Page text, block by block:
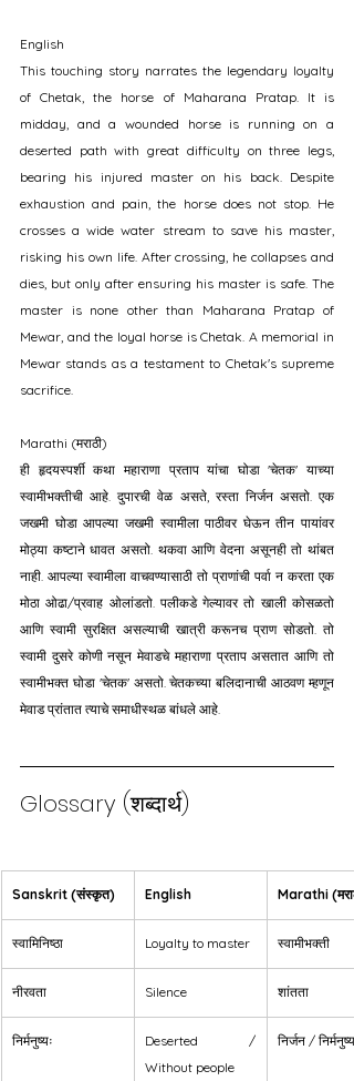
English
This touching story narrates the legendary loyalty
of Chetak, the horse of Maharana Pratap. It is
midday, and a wounded horse is running on a
deserted path with great difficulty on three legs,
bearing his injured master on his back. Despite
exhaustion and pain, the horse does not stop. He
crosses a wide water stream to save his master,
risking his own life. After crossing, he collapses and
dies, but only after ensuring his master is safe. The
master is none other than Maharana Pratap of
Mewar, and the loyal horse is Chetak. A memorial in
Mewar stands as a testament to Chetak's supreme
sacrifice.
Marathi (मराठी)
ही हृदयस्पर्शी कथा महाराणा प्रताप यांचा घोडा 'चेतक' याच्या
स्वामीभक्तीची आहे. दुपारची वेळ असते, रस्ता निर्जन असतो. एक
जखमी घोडा आपल्या जखमी स्वामीला पाठीवर घेऊन तीन पायांवर
मोठ्या कष्टाने धावत असतो. थकवा आणि वेदना असूनही तो थांबत
नाही. आपल्या स्वामीला वाचवण्यासाठी तो प्राणांची पर्वा न करता एक
मोठा ओढा/प्रवाह ओलांडतो. पलीकडे गेल्यावर तो खाली कोसळतो
आणि स्वामी सुरक्षित असल्याची खात्री करूनच प्राण सोडतो. तो
स्वामी दुसरे कोणी नसून मेवाडचे महाराणा प्रताप असतात आणि तो
स्वामीभक्त घोडा 'चेतक' असतो. चेतकच्या बलिदानाची आठवण म्हणून
मेवाड प्रांतात त्याचे समाधीस्थळ बांधले आहे.
Glossary (शब्दार्थ)
Sanskrit (संस्कृत) English Marathi
स्वामिनिष्ठा Loyalty to master स्वामीभक्ती
नीरवता Silence शांतता
निर्मनुष्यः
Deserted /
Without people
निर्जन / निर्मनुष्य